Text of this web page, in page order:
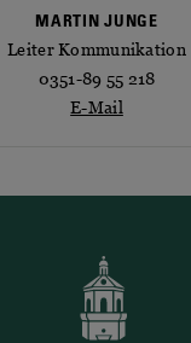
MARTIN JUNGE
Leiter Kommunikation
0351-89 55 218
E-Mail